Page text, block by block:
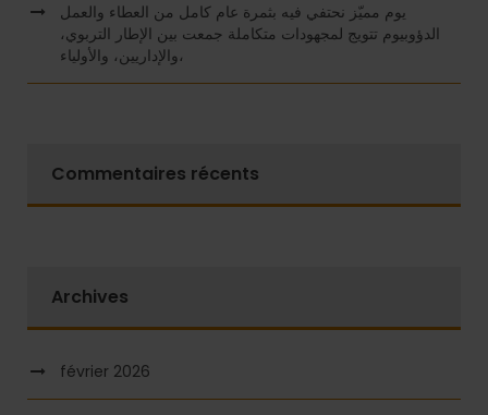
يوم مميّز نحتفي فيه بثمرة عام كامل من العطاء والعمل
الدؤوبيوم تتويج لمجهودات متكاملة جمعت بين الإطار التربوي،
والإداريين، والأولياء،
Commentaires récents
Archives
février 2026